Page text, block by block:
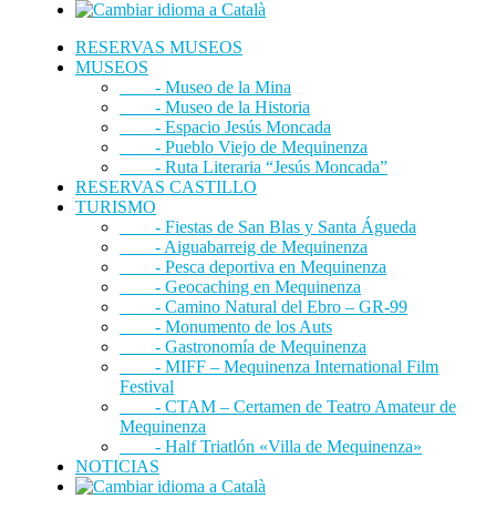
RESERVAS MUSEOS
MUSEOS
- Museo de la Mina
- Museo de la Historia
- Espacio Jesús Moncada
- Pueblo Viejo de Mequinenza
- Ruta Literaria “Jesús Moncada”
RESERVAS CASTILLO
TURISMO
- Fiestas de San Blas y Santa Águeda
- Aiguabarreig de Mequinenza
- Pesca deportiva en Mequinenza
- Geocaching en Mequinenza
- Camino Natural del Ebro – GR-99
- Monumento de los Auts
- Gastronomía de Mequinenza
- MIFF – Mequinenza International Film
Festival
- CTAM – Certamen de Teatro Amateur de
Mequinenza
- Half Triatlón «Villa de Mequinenza»
NOTICIAS